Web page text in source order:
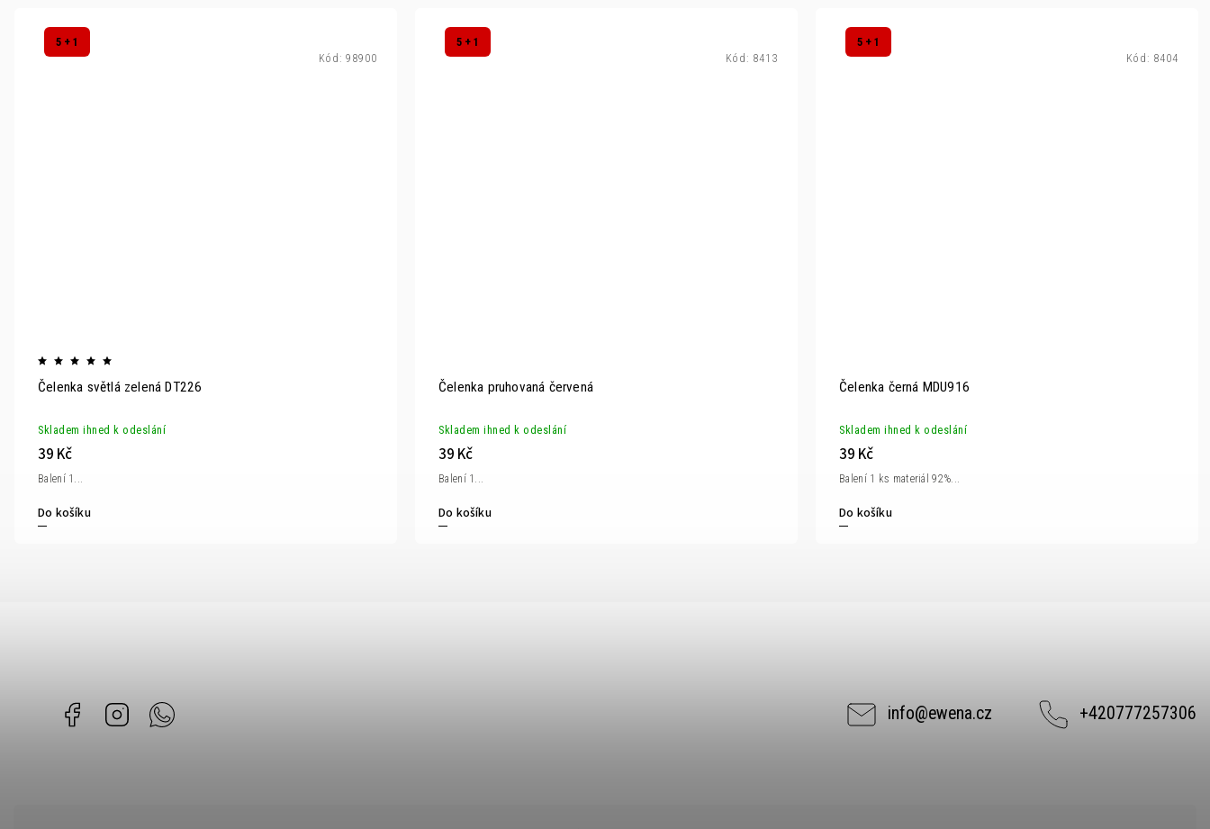
5 + 1
Čelenka světlá zelená DT226
Skladem ihned k odeslání
39 Kč
Do košíku
Balení 1...
Kód: 98900
5 + 1
Čelenka pruhovaná červená
Skladem ihned k odeslání
39 Kč
Do košíku
Balení 1...
Kód: 8413
5 + 1
Čelenka černá MDU916
Skladem ihned k odeslání
39 Kč
Do košíku
Balení 1 ks materiál 92%...
Kód: 8404
Facebook Instagram info@ewena.cz +420777257306